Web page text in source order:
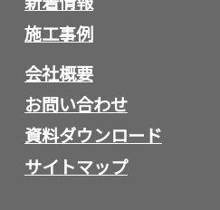
施工事例
会社概要
お問い合わせ
資料ダウンロード
サイトマップ